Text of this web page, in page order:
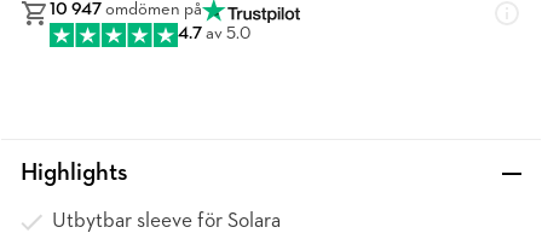
10 947 omdömen på
4.7 av 5.0
Highlights
Utbytbar sleeve för Solara